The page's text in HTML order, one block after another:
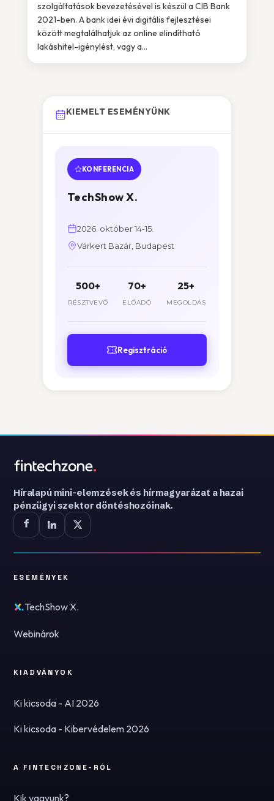
szolgáltatások bevezetésével is készül a CIB Bank
2021-ben. A bank idei évi digitális fejlesztései
között megtalálhatjuk az online elindítható
lakáshitel-igénylést, vagy a...
KIEMELT ESEMÉNYÜNK
KONFERENCIA
TechShow X.
2026. október 14-15.
Várkert Bazár, Budapest
500+
RÉSZTVEVŐ
70+
ELŐADÓ
25+
MEGOLDÁS
Regisztráció
Híralapú mini-elemzések és hírmagyarázat a hazai
pénzügyi szektor döntéshozóinak.
ESEMÉNYEK
TechShow X.
Webinárok
KIADVÁNYOK
Ki kicsoda - AI 2026
Ki kicsoda - Kibervédelem 2026
A FINTECHZONE-RÓL
Kik vagyunk?